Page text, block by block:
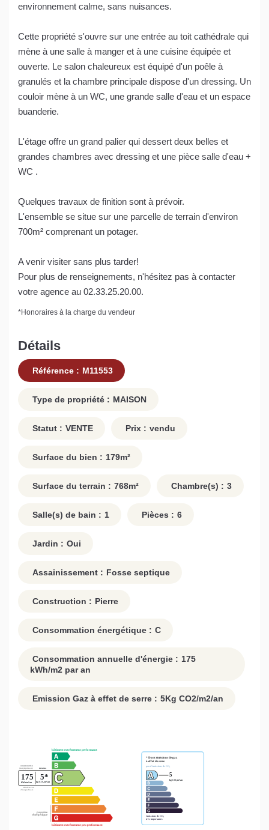
environnement calme, sans nuisances.
Cette propriété s'ouvre sur une entrée au toit cathédrale qui
mène à une salle à manger et à une cuisine équipée et
ouverte. Le salon chaleureux est équipé d'un poêle à
granulés et la chambre principale dispose d'un dressing. Un
couloir mène à un WC, une grande salle d'eau et un espace
buanderie.
L'étage offre un grand palier qui dessert deux belles et
grandes chambres avec dressing et une pièce salle d'eau +
WC .
Quelques travaux de finition sont à prévoir.
L'ensemble se situe sur une parcelle de terrain d'environ
700m² comprenant un potager.
A venir visiter sans plus tarder!
Pour plus de renseignements, n'hésitez pas à contacter
votre agence au 02.33.25.20.00.
*Honoraires à la charge du vendeur
Détails
Référence : M11553
Type de propriété : MAISON
Statut : VENTE Prix : vendu
Surface du bien : 179m²
Surface du terrain : 768m² Chambre(s) : 3
Salle(s) de bain : 1 Pièces : 6
Jardin : Oui
Assainissement : Fosse septique
Construction : Pierre
Consommation énergétique : C
Consommation annuelle d'énergie : 175
kWh/m2 par an
Emission Gaz à effet de serre : 5Kg CO2/m2/an